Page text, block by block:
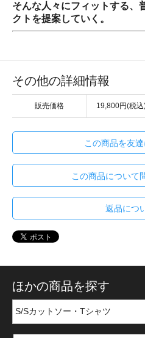
そんな人々にフィットする、
クトを提案していく。
その他の詳細情報
販売価格 19,800円(税込
この商品を友
この商品について
返品につ
ほかの商品を探す